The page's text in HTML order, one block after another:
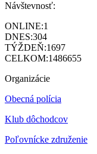
Návštevnosť:
ONLINE:1
DNES:304
TÝŽDEŇ:1697
CELKOM:1486655
Organizácie
Obecná polícia
Klub dôchodcov
Poľovnícke združenie